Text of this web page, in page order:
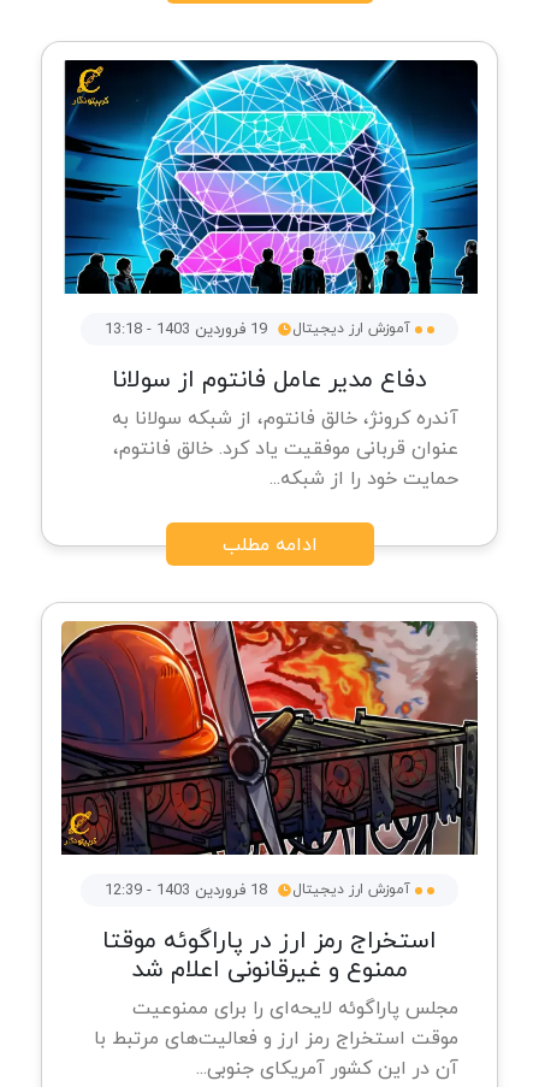
آموزش ارز دیجیتال
دفاع مدیر عامل فانتوم از سولانا
آندره کرونژ، خالق فانتوم، از شبکه سولانا به
عنوان قربانی موفقیت یاد کرد. خالق فانتوم،
حمایت خود را از شبکه...
ادامه مطلب
آموزش ارز دیجیتال
استخراج رمز ارز در پاراگوئه موقتا
ممنوع و غیرقانونی اعلام شد
مجلس پاراگوئه لایحه‌ای را برای ممنوعیت
موقت استخراج رمز ارز و فعالیت‌های مرتبط با
آن در این کشور آمریکای جنوبی...